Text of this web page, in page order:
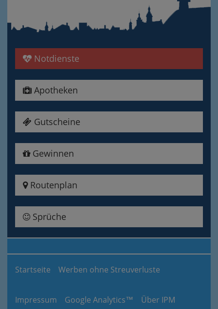
Notdienste
Apotheken
Gutscheine
Gewinnen
Routenplan
Sprüche
Startseite Werben ohne Streuverluste
Impressum Google Analytics™ Über IPM